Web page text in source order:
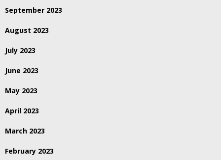
September 2023
August 2023
July 2023
June 2023
May 2023
April 2023
March 2023
February 2023